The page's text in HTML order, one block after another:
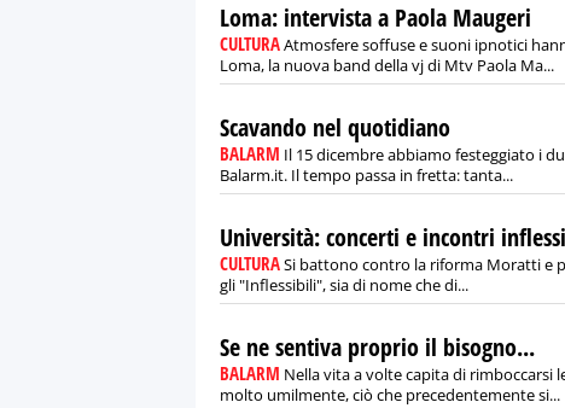
Loma: intervista a Paola Maugeri
CULTURAAtmosfere soffuse e suoni ipnotici
Loma, la nuova band della vj di Mtv Paola Ma...
Scavando nel quotidiano
BALARM Il 15 dicembre abbiamo festeggiato i
Balarm.it. Il tempo passa in fretta: tanta...
Università: concerti e incontri
CULTURASi battono contro la riforma Moratti e
gli "Inflessibili", sia di nome che di...
Se ne sentiva proprio il bisogno...
BALARM Nella vita a volte capita di rimboccarsi
molto umilmente, ciò che precedentemente si...